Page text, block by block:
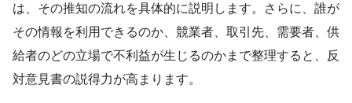
は、その推知の流れを具体的に説明します。さらに、誰が
その情報を利用できるのか、競業者、取引先、需要者、供
給者のどの立場で不利益が生じるのかまで整理すると、反
対意見書の説得力が高まります。